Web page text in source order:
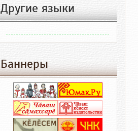
Другие языки
Баннеры